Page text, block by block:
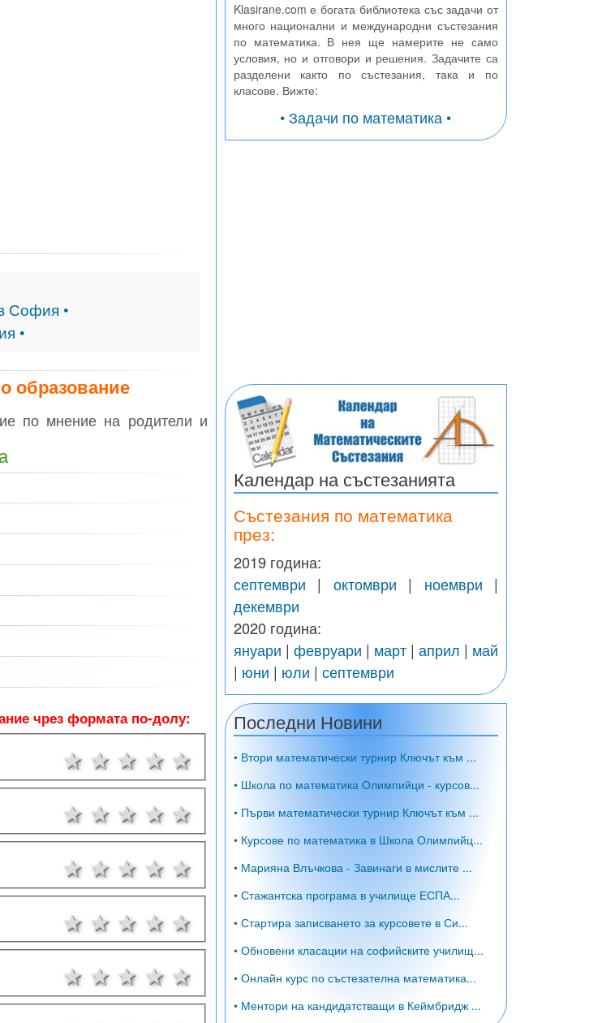
София •
•
образование
по мнение на родители и
чрез формата по-долу:
5 звезди
4 звезди
3 звезди
2 звезди
1 звезда
5 звезди
4 звезди
3 звезди
2 звезди
1 звезда
5 звезди
4 звезди
3 звезди
2 звезди
1 звезда
5 звезди
4 звезди
3 звезди
2 звезди
1 звезда
5 звезди
4 звезди
3 звезди
2 звезди
1 звезда
Klasirane.com е богата библиотека със задачи от
много национални и международни състезания
по математика. В нея ще намерите не само
условия, но и отговори и решения. Задачите са
разделени както по състезания, така и по
класове. Вижте:
• Задачи по математика •
Календар на състезанията
Състезания по математика
през:
2019 година:
септември | октомври | ноември |
декември
2020 година:
януари | февруари | март| април | май
| юни | юли | септември
Последни Новини
• Втори математически турнир Ключът към ...
• Школа по математика Олимпийци - курсов...
• Първи математически турнир Ключът към ...
• Курсове по математика в Школа Олимпийц...
• Марияна Влъчкова - Завинаги в мислите ...
• Стажантска програма в училище ЕСПА...
• Стартира записването за курсовете в Си...
• Обновени класации на софийските училищ...
• Онлайн курс по състезателна математика...
• Ментори на кандидатстващи в Кеймбридж ...